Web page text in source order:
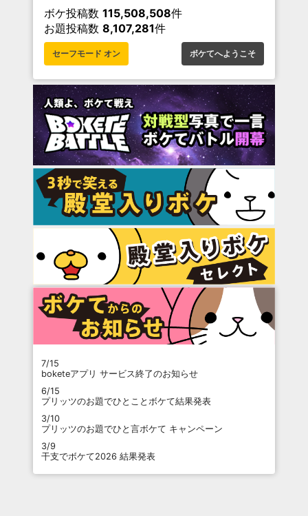
ボケ投稿数 115,508,508件
お題投稿数 8,107,281件
セーフモード オン ボケてへようこそ
7/15
boketeアプリ サービス終了のお知らせ
6/15
プリッツのお題でひとことボケて結果発表
3/10
プリッツのお題でひと言ボケて キャンペーン
3/9
干支でボケて2026 結果発表